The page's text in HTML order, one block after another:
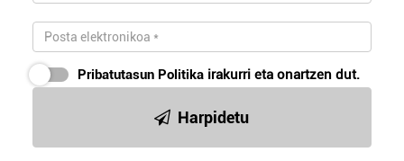
Pribatutasun Politika irakurri eta onartzen dut.
Harpidetu